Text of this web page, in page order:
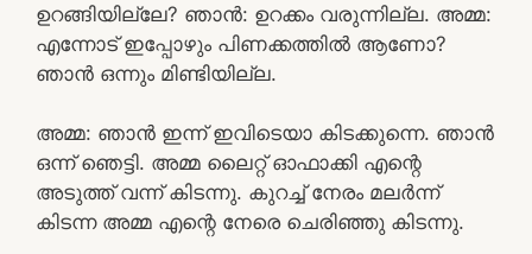
ഉറങ്ങിയില്ലേ? ഞാൻ: ഉറക്കം വരുന്നില്ല. അമ്മ:
എന്നോട് ഇപ്പോഴും പിണക്കത്തിൽ ആണോ?
ഞാൻ ഒന്നും മിണ്ടിയില്ല.
അമ്മ: ഞാൻ ഇന്ന് ഇവിടെയാ കിടക്കുന്നെ. ഞാൻ
ഒന്ന് ഞെട്ടി. അമ്മ ലൈറ്റ് ഓഫാക്കി എന്റെ
അടുത്ത് വന്ന് കിടന്നു. കുറച്ച് നേരം മലർന്ന്
കിടന്ന അമ്മ എന്റെ നേരെ ചെരിഞ്ഞു കിടന്നു.